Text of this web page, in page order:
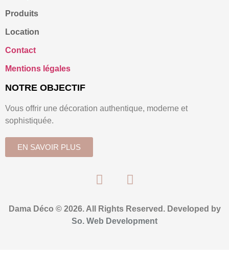
Produits
Location
Contact
Mentions légales
NOTRE OBJECTIF
Vous offrir une décoration authentique, moderne et
sophistiquée.
EN SAVOIR PLUS
Dama Déco © 2026. All Rights Reserved. Developed by
So. Web Development